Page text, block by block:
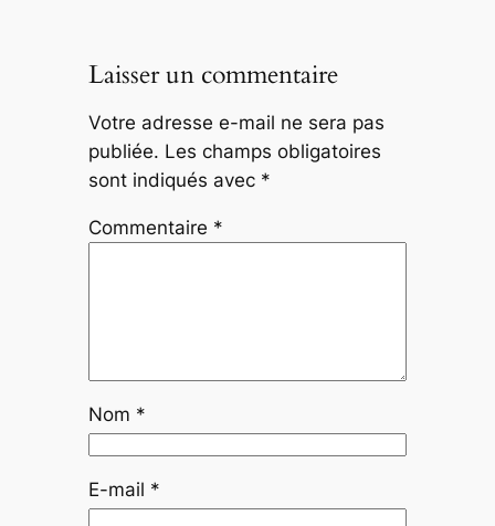
Laisser un commentaire
Votre adresse e-mail ne sera pas
publiée. Les champs obligatoires
sont indiqués avec *
Commentaire *
Nom *
E-mail *